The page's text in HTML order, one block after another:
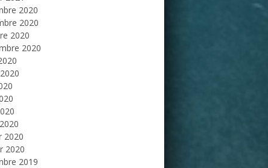
2020
2020
2020
2020
2020
2020
2019